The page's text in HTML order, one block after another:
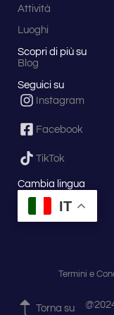
Attività
Luoghi
Scopri di più su
Blog
Seguici su
Instagram
Facebook
TikTok
Cambia lingua
IT
Termini e
Torna su